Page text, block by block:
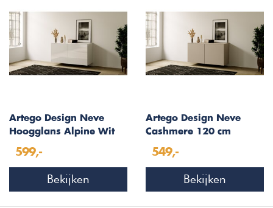
Artego Design Neve
Hoogglans Alpine Wit
Dressoir
599,-
Bekijken
Artego Design Neve
Cashmere 120 cm
549,-
Bekijken